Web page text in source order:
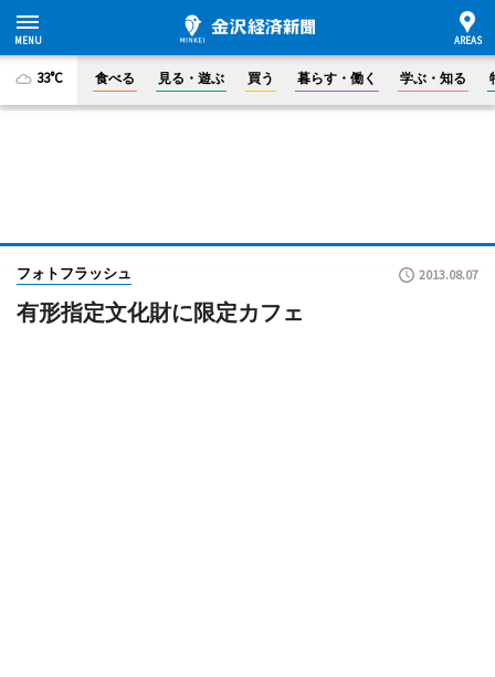
33°C 食べる 見る・遊ぶ 買う 暮らす・働く 学ぶ・知る
フォトフラッシュ 2013.08.07
有形指定文化財に限定カフェ